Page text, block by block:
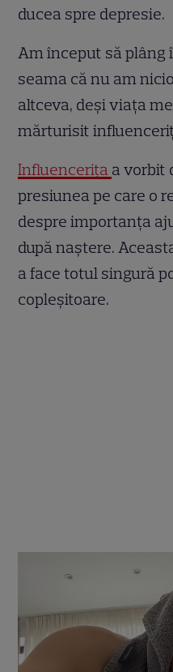
ducea spre depresie.
Am început să plâng
seama că nu am
altceva, deși viața
mărturisit
Influencerița a vorbit
presiunea pe care o
despre importanța
după naștere.
a face totul singură
copleșitoare.